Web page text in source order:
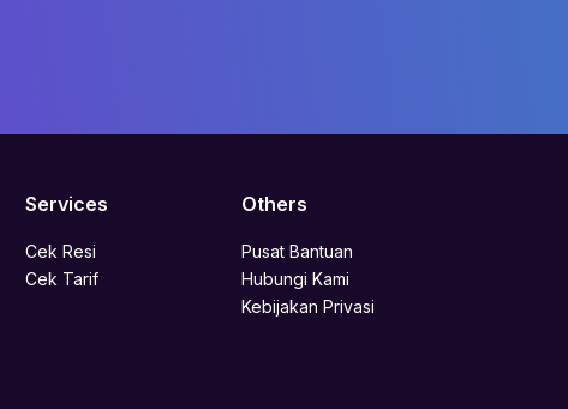
Services
Cek Resi
Cek Tarif
Others
Pusat Bantuan
Hubungi Kami
Kebijakan Privasi